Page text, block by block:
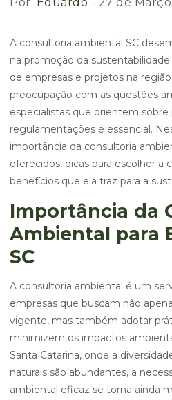
A consultoria ambiental SC
na promoção da
de empresas e projetos na
preocupação com as questões
especialistas que orientem sobre
regulamentações é essencial.
importância da consultoria
oferecidos, dicas para escolher a
benefícios que ela traz para a
Importância da
Ambiental para
SC
A consultoria ambiental é um
empresas que buscam não
vigente, mas também adotar
minimizem os impactos
Santa Catarina, onde a
naturais são abundantes, a
ambiental eficaz se torna ainda